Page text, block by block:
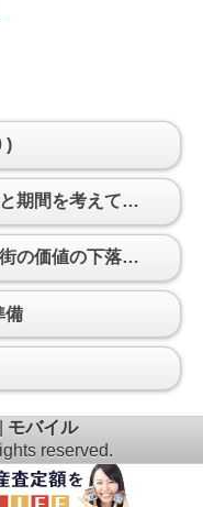
)
家査定前の準備 売却の時期と期間を考えておく
建物価値の下落だけでなく、街の価値の下落もあります
備
モバイル
reserved.